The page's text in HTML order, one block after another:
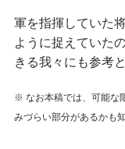
軍を指揮していた
ように捉えていた
きる我々にも参考と
※ なお本稿では、可能な
みづらい部分があるかも